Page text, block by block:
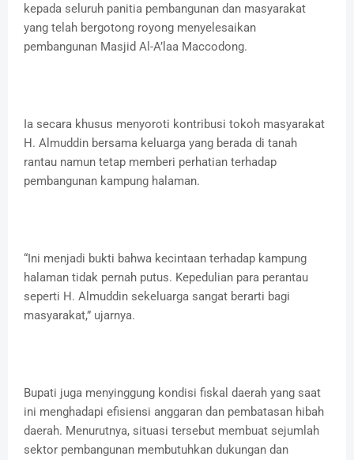
kepada seluruh panitia pembangunan dan masyarakat
yang telah bergotong royong menyelesaikan
pembangunan Masjid Al-A’laa Maccodong.
Ia secara khusus menyoroti kontribusi tokoh masyarakat
H. Almuddin bersama keluarga yang berada di tanah
rantau namun tetap memberi perhatian terhadap
pembangunan kampung halaman.
“Ini menjadi bukti bahwa kecintaan terhadap kampung
halaman tidak pernah putus. Kepedulian para perantau
seperti H. Almuddin sekeluarga sangat berarti bagi
masyarakat,” ujarnya.
Bupati juga menyinggung kondisi fiskal daerah yang saat
ini menghadapi efisiensi anggaran dan pembatasan hibah
daerah. Menurutnya, situasi tersebut membuat sejumlah
sektor pembangunan membutuhkan dukungan dan